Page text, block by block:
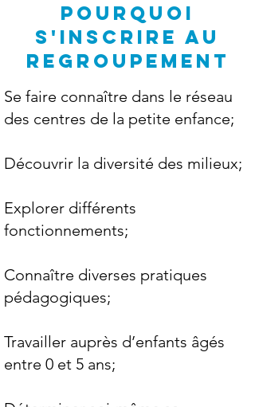
POURQUOI
S'INSCRIRE AU
REGROUPEMENT
Se faire connaître dans le réseau
des centres de la petite enfance;
Découvrir la diversité des milieux;
Explorer différents
fonctionnements;
Connaître diverses pratiques
pédagogiques;
Travailler auprès d’enfants âgés
entre 0 et 5 ans;